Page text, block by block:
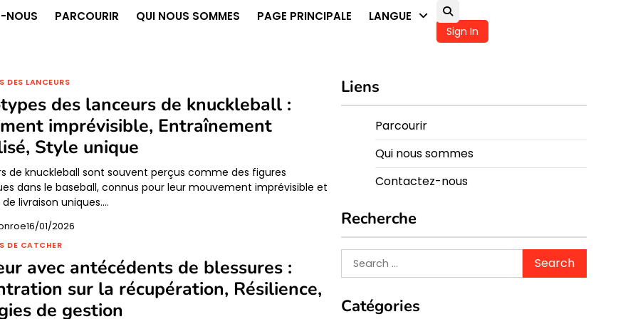
NOUS PARCOURIR QUI NOUS SOMMES PAGE PRINCIPALE LANGUE
Sign In
DES LANCEURS
des lanceurs de knuckleball :
imprévisible, Entraînement
Style unique
de knuckleball sont souvent perçus comme des figures
dans le baseball, connus pour leur mouvement imprévisible et
livraison uniques.…
16/01/2026
DE CATCHER
avec antécédents de blessures :
sur la récupération, Résilience,
de gestion
Liens
Parcourir
Qui nous sommes
Contactez-nous
Recherche
Search
for:
Catégories